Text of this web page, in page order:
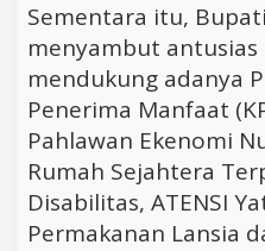
Sementara itu,
menyambut antusias
mendukung adanya
Penerima Manfaat
Pahlawan Ekenomi
Rumah Sejahtera
Disabilitas, ATENSI
Permakanan Lansia